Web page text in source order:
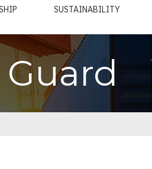
SUSTAINABILITY